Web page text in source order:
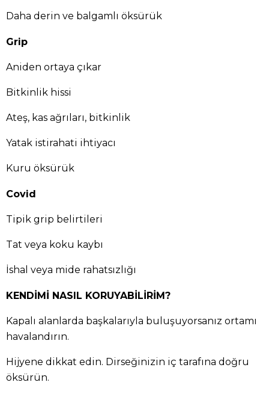
Daha derin ve balgamlı öksürük
Grip
Aniden ortaya çıkar
Bitkinlik hissi
Ateş, kas ağrıları, bitkinlik
Yatak istirahati ihtiyacı
Kuru öksürük
Covid
Tipik grip belirtileri
Tat veya koku kaybı
İshal veya mide rahatsızlığı
KENDİMİ NASIL KORUYABİLİRİM?
Kapalı alanlarda başkalarıyla buluşuyorsanız ortamı
havalandırın.
Hijyene dikkat edin. Dirseğinizin iç tarafına doğru
öksürün.